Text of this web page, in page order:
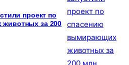
проект по
за 200